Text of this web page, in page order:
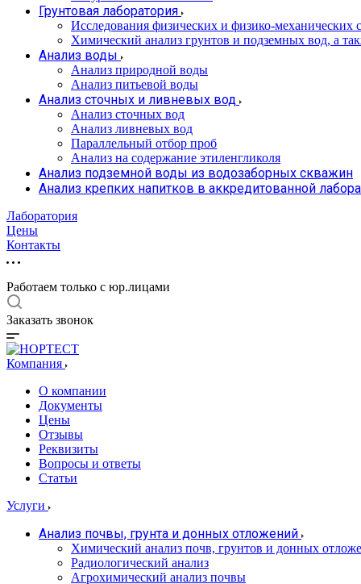
Грунтовая лаборатория
Исследования физических и физико-механических
Химический анализ грунтов и подземных вод, а
Анализ воды
Анализ природной воды
Анализ питьевой воды
Анализ сточных и ливневых вод
Анализ сточных вод
Анализ ливневых вод
Параллельный отбор проб
Анализ на содержание этиленгликоля
Анализ подземной воды из водозаборных скважин
Анализ крепких напитков в аккредитованной
Лаборатория
Цены
Контакты
Работаем только с юр.лицами
Заказать звонок
Компания
О компании
Документы
Цены
Отзывы
Реквизиты
Вопросы и ответы
Статьи
Услуги
Анализ почвы, грунта и донных отложений
Химический анализ почв, грунтов и донных
Радиологический анализ
Агрохимический анализ почвы